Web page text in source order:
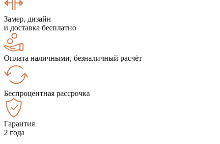
Замер, дизайн
и доставка бесплатно
Оплата наличными, безналичный расчёт
Беспроцентная рассрочка
Гарантия
2 года